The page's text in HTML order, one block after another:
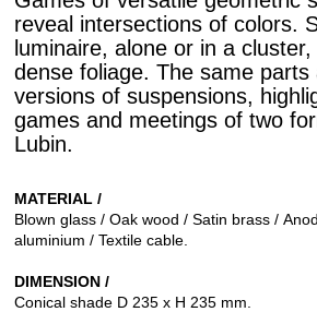
reveal intersections of colors.
luminaire, alone or in a
dense foliage. The same parts
versions of suspensions,
games and meetings of two
Lubin.
MATERIAL /
Blown glass / Oak wood / Satin brass /
aluminium / Textile cable.
DIMENSION /
Conical shade D 235 x H 235 mm.